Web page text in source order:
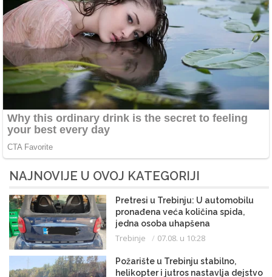
NAJNOVIJE U OVOJ KATEGORIJI
Pretresi u Trebinju: U automobilu
pronađena veća količina spida,
jedna osoba uhapšena
Trebinje 07.08. u 10:28
Požarište u Trebinju stabilno,
helikopter i jutros nastavlja dejstvo